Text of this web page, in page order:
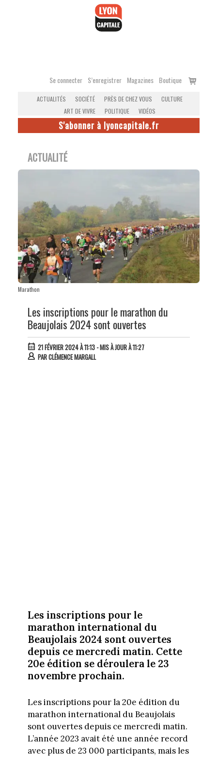
Se connecter S’enregistrer Magazines Boutique
Voir
ACTUALITÉS SOCIÉTÉ PRÈS DE CHEZ VOUS
CULTURE
ART DE VIVRE
POLITIQUE VIDÉOS
S'abonner à lyoncapitale.fr
ACTUALITÉ
Marathon
Les inscriptions pour le marathon du
Beaujolais 2024 sont ouvertes
21 FÉVRIER 2024 À 11:13- MIS À JOUR À 11:27
PARCLÉMENCE MARGALL
Les inscriptions pour le
marathon international du
Beaujolais 2024 sont ouvertes
depuis ce mercredi matin. Cette
20e édition se déroulera le 23
novembre prochain.
Les inscriptions pour la 20e édition du
marathon international du Beaujolais
sont ouvertes depuis ce mercredi matin.
L’année 2023 avait été une année record
avec plus de 23 000 participants, mais les